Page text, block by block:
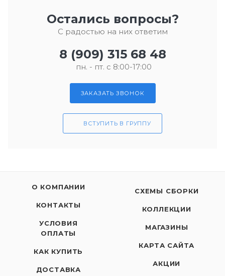
Остались вопросы?
С радостью на них ответим
8 (909) 315 68 48
пн. - пт. с 8:00-17:00
ЗАКАЗАТЬ ЗВОНОК
ВСТУПИТЬ В ГРУППУ
О КОМПАНИИ
КОНТАКТЫ
УСЛОВИЯ
ОПЛАТЫ
КАК КУПИТЬ
ДОСТАВКА
СХЕМЫ СБОРКИ
КОЛЛЕКЦИИ
МАГАЗИНЫ
КАРТА САЙТА
АКЦИИ